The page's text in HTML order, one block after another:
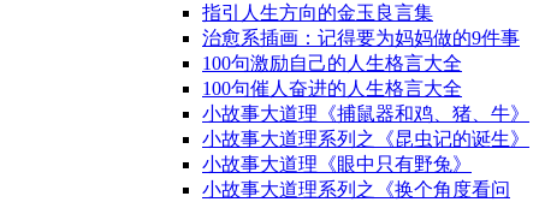
指引人生方向的金玉良言集
治愈系插画：记得要为妈妈做的9件事
100句激励自己的人生格言大全
100句催人奋进的人生格言大全
小故事大道理《捕鼠器和鸡、猪、牛》
小故事大道理系列之《昆虫记的诞生》
小故事大道理《眼中只有野兔》
小故事大道理系列之《换个角度看问